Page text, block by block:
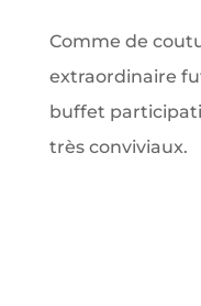
Comme de
extraordinaire
buffet
très conviviaux.